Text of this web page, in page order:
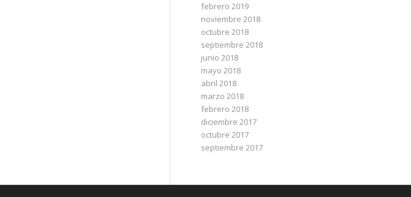
febrero 2019
noviembre 2018
octubre 2018
septiembre 2018
junio 2018
mayo 2018
abril 2018
marzo 2018
febrero 2018
diciembre 2017
octubre 2017
septiembre 2017